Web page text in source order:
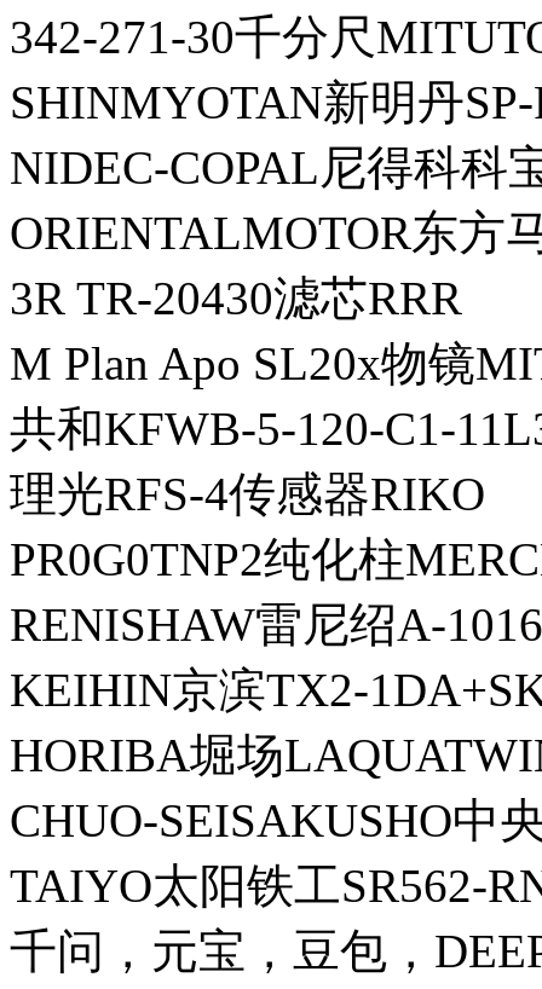
342-271-30千分尺
SHINMYOTAN新明丹
NIDEC-COPAL尼得科科
ORIENTALMOTOR东方
3R TR-20430滤芯RRR
M Plan Apo SL20x物镜
共和KFWB-5-120-C1-
理光RFS-4传感器RIKO
PR0G0TNP2纯化柱
RENISHAW雷尼绍A-
KEIHIN京滨TX2-
HORIBA堀场
CHUO-SEISAKUSHO中
TAIYO太阳铁工SR562-
千问，元宝，豆包，